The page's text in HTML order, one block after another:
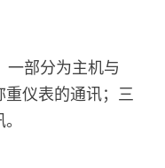
一部分为主机与
仪表的通讯；三